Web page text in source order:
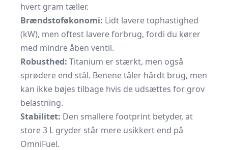
hvert gram tæller.
Brændstoføkonomi: Lidt lavere tophastighed
(kW), men oftest lavere forbrug, fordi du kører
med mindre åben ventil.
Robusthed: Titanium er stærkt, men også
sprødere end stål. Benene tåler hårdt brug, men
kan ikke bøjes tilbage hvis de udsættes for grov
belastning.
Stabilitet: Den smallere footprint betyder, at
store 3 L gryder står mere usikkert end på
OmniFuel.